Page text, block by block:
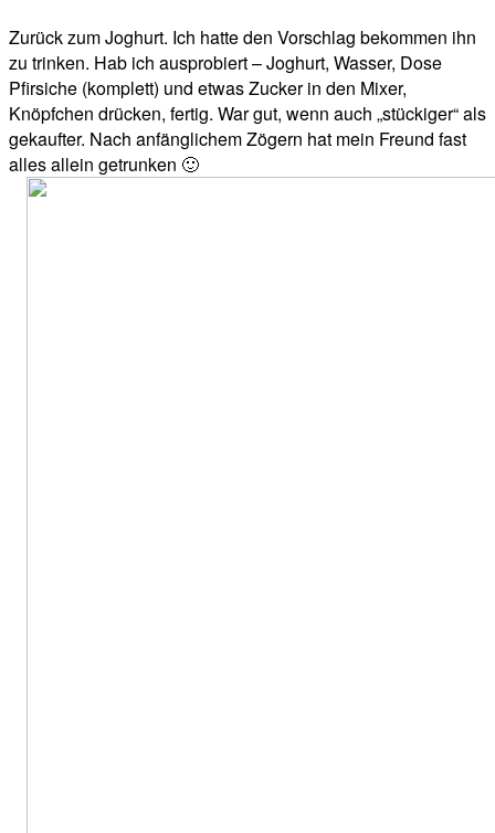
Zurück zum Joghurt. Ich hatte den Vorschlag bekommen ihn
zu trinken. Hab ich ausprobiert – Joghurt, Wasser, Dose
Pfirsiche (komplett) und etwas Zucker in den Mixer,
Knöpfchen drücken, fertig. War gut, wenn auch „stückiger“ als
gekaufter. Nach anfänglichem Zögern hat mein Freund fast
alles allein getrunken 🙂